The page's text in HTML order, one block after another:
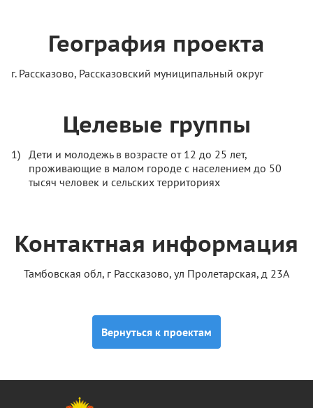
География проекта
г. Рассказово, Рассказовский муниципальный округ
Целевые группы
Дети и молодежь в возрасте от 12 до 25 лет,
проживающие в малом городе с населением до 50
тысяч человек и сельских территориях
Контактная информация
Тамбовская обл, г Рассказово, ул Пролетарская, д 23А
Вернуться к проектам